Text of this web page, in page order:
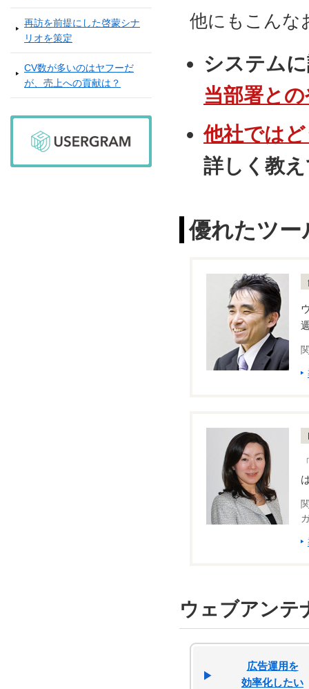
再訪を前提にした啓蒙シナ
リオを策定
CV数が多いのはヤフーだ
が、売上への貢献は？
他にもこんな
システム
当部署と
他社では
詳しく教
優れたツー
ウェブアンテ
広告運用を
効率化したい